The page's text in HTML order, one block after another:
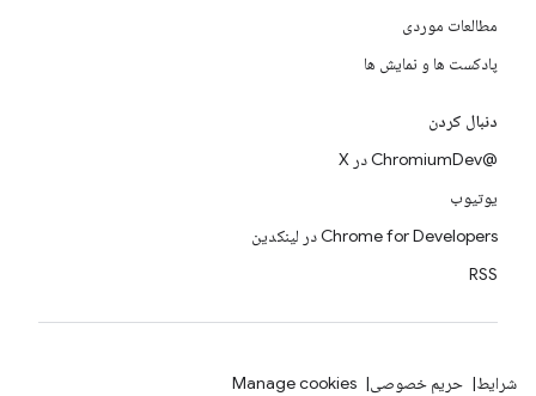
مطالعات موردی
پادکست ها و نمایش ها
دنبال کردن
@ChromiumDev در X
یوتیوب
Chrome for Developers در لینکدین
RSS
شرایط حریم خصوصی Manage cookies